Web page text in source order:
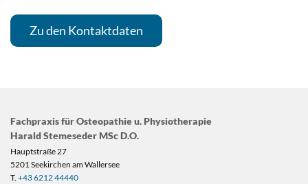
Zu den Kontaktdaten
Fachpraxis für Osteopathie u. Physiotherapie
Harald Stemeseder MSc D.O.
Hauptstraße 27
5201 Seekirchen am Wallersee
T. +43 6212 44440